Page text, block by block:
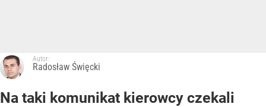
Autor:
Radosław Święcki
Na taki komunikat kierowcy czekali